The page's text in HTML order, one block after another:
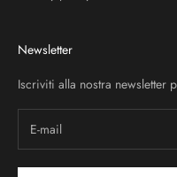
Newsletter
Iscriviti alla nostra newsletter